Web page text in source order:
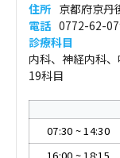
住所 京都府京丹
電話 0772-62-
診療科目
内科、神経内科
19科目
07:30 ~14:30